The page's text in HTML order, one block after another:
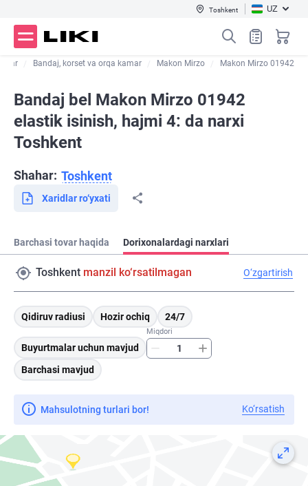
Toshkent UZ
Bandaj, korset va orqa kamar Makon Mirzo Makon Mirzo 01942
Bandaj bel Makon Mirzo 01942
elastik isinish, hajmi 4: da narxi
Toshkent
Shahar: Toshkent
Xaridlar ro‘yxati
Barchasi tovar haqida Dorixonalardagi narxlari
Toshkent manzil ko‘rsatilmagan O‘zgartirish
Qidiruv radiusi Hozir ochiq 24/7
Buyurtmalar uchun mavjud
Miqdori
Barchasi mavjud
Mahsulotning turlari bor! Ko‘rsatish